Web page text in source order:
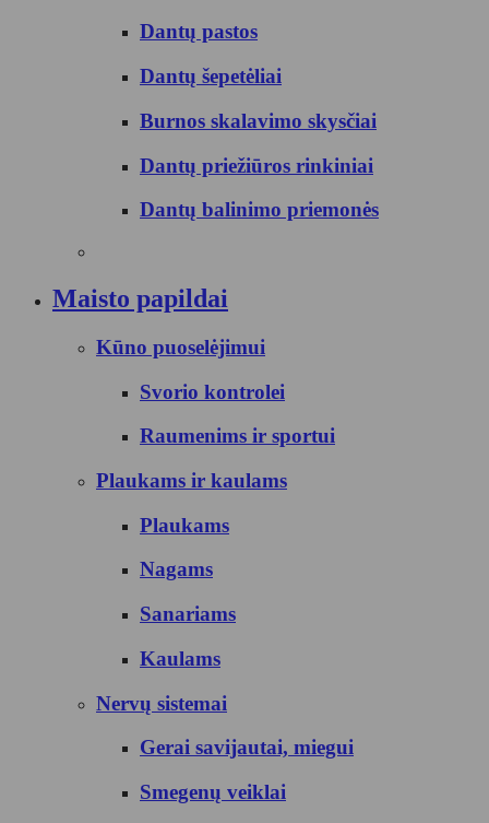
Dantų pastos
Dantų šepetėliai
Burnos skalavimo skysčiai
Dantų priežiūros rinkiniai
Dantų balinimo priemonės
Maisto papildai
Kūno puoselėjimui
Svorio kontrolei
Raumenims ir sportui
Plaukams ir kaulams
Plaukams
Nagams
Sanariams
Kaulams
Nervų sistemai
Gerai savijautai, miegui
Smegenų veiklai